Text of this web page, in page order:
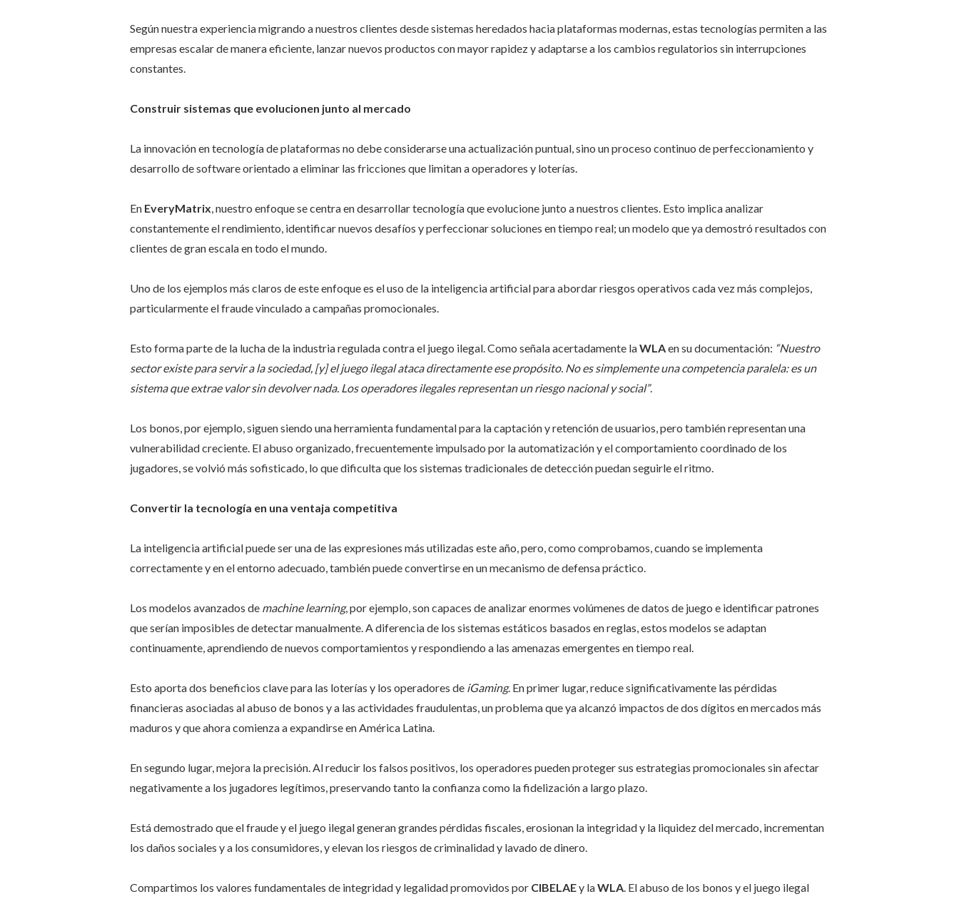
Según nuestra experiencia migrando a nuestros clientes desde sistemas heredados hacia plataformas modernas, estas tecnologías permiten a las
empresas escalar de manera eficiente, lanzar nuevos productos con mayor rapidez y adaptarse a los cambios regulatorios sin interrupciones
constantes.
Construir sistemas que evolucionen junto al mercado
La innovación en tecnología de plataformas no debe considerarse una actualización puntual, sino un proceso continuo de perfeccionamiento y
desarrollo de software orientado a eliminar las fricciones que limitan a operadores y loterías.
En EveryMatrix , nuestro enfoque se centra en desarrollar tecnología que evolucione junto a nuestros clientes. Esto implica analizar
constantemente el rendimiento, identificar nuevos desafíos y perfeccionar soluciones en tiempo real; un modelo que ya demostró resultados con
clientes de gran escala en todo el mundo.
Uno de los ejemplos más claros de este enfoque es el uso de la inteligencia artificial para abordar riesgos operativos cada vez más complejos,
particularmente el fraude vinculado a campañas promocionales.
Esto forma parte de la lucha de la industria regulada contra el juego ilegal. Como señala acertadamente laWLAen su documentación: “Nuestro
sector existe para servir a la sociedad, [y] el juego ilegal ataca directamente ese propósito. No es simplemente una competencia paralela: es un
sistema que extrae valor sin devolver nada. Los operadores ilegales representan un riesgo nacional y social”.
Los bonos, por ejemplo, siguen siendo una herramienta fundamental para la captación y retención de usuarios, pero también representan una
vulnerabilidad creciente. El abuso organizado, frecuentemente impulsado por la automatización y el comportamiento coordinado de los
jugadores, se volvió más sofisticado, lo que dificulta que los sistemas tradicionales de detección puedan seguirle el ritmo.
Convertir la tecnología en una ventaja competitiva
La inteligencia artificial puede ser una de las expresiones más utilizadas este año, pero, como comprobamos, cuando se implementa
correctamente y en el entorno adecuado, también puede convertirse en un mecanismo de defensa práctico.
Los modelos avanzados de machine learning, por ejemplo, son capaces de analizar enormes volúmenes de datos de juego e identificar patrones
que serían imposibles de detectar manualmente. A diferencia de los sistemas estáticos basados en reglas, estos modelos se adaptan
continuamente, aprendiendo de nuevos comportamientos y respondiendo a las amenazas emergentes en tiempo real.
Esto aporta dos beneficios clave para las loterías y los operadores de iGaming. En primer lugar, reduce significativamente las pérdidas
financieras asociadas al abuso de bonos y a las actividades fraudulentas, un problema que ya alcanzó impactos de dos dígitos en mercados más
maduros y que ahora comienza a expandirse en América Latina.
En segundo lugar, mejora la precisión. Al reducir los falsos positivos, los operadores pueden proteger sus estrategias promocionales sin afectar
negativamente a los jugadores legítimos, preservando tanto la confianza como la fidelización a largo plazo.
Está demostrado que el fraude y el juego ilegal generan grandes pérdidas fiscales, erosionan la integridad y la liquidez del mercado, incrementan
los daños sociales y a los consumidores, y elevan los riesgos de criminalidad y lavado de dinero.
Compartimos los valores fundamentales de integridad y legalidad promovidos por CIBELAEy laWLA . El abuso de los bonos y el juego ilegal